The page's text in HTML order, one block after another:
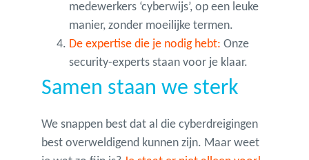
medewerkers ‘cyberwijs’, op een leuke
manier, zonder moeilijke termen.
De expertise die je nodig hebt: Onze
security-experts staan voor je klaar.
Samen staan we sterk
We snappen best dat al die cyberdreigingen
best overweldigend kunnen zijn. Maar weet